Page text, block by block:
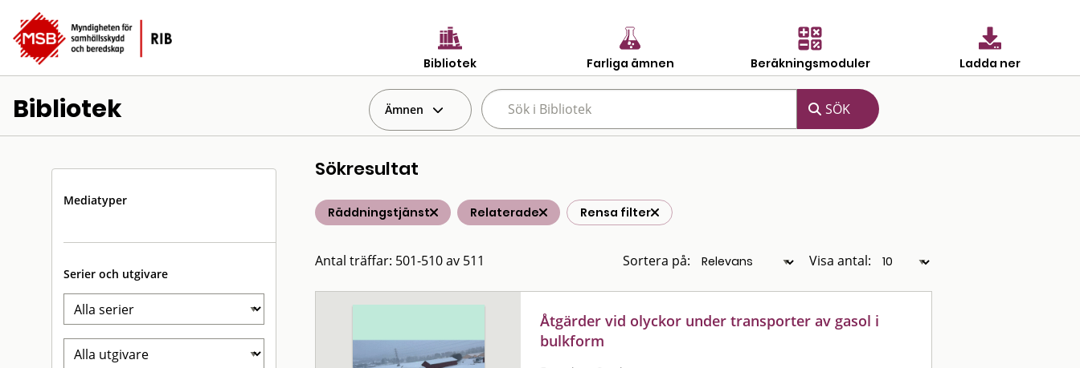
Bibliotek Farliga ämnen Beräkningsmoduler Ladda ner
Bibliotek Ämnen
Mediatyper
Serier och utgivare
Sökresultat
Räddningstjänst Relaterade Rensa filter
Antal träffar: 501-510 av 511 Sortera på: Visa antal:
Åtgärder vid olyckor under transporter av gasol i
bulkform